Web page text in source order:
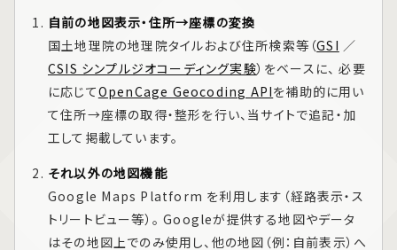
自前の地図表示・住所→座標の変換
国土地理院の地理院タイルおよび住所検索等（GSI ／
CSIS シンプルジオコーディング実験）をベースに、 必要
に応じてOpenCage Geocoding APIを補助的に用い
て住所→座標の取得・整形を行い、当サイトで追記・加
工して掲載しています。
それ以外の地図機能
Google Maps Platform を利用します（経路表示・ス
トリートビュー等）。 Googleが提供する地図やデータ
はその地図上でのみ使用し、他の地図（例：自前表示）へ